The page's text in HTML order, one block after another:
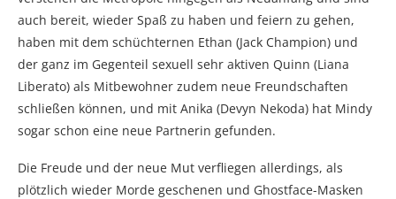
auch bereit, wieder Spaß zu haben und feiern zu gehen,
haben mit dem schüchternen Ethan (Jack Champion) und
der ganz im Gegenteil sexuell sehr aktiven Quinn (Liana
Liberato) als Mitbewohner zudem neue Freundschaften
schließen können, und mit Anika (Devyn Nekoda) hat Mindy
sogar schon eine neue Partnerin gefunden.
Die Freude und der neue Mut verfliegen allerdings, als
plötzlich wieder Morde geschenen und Ghostface-Masken